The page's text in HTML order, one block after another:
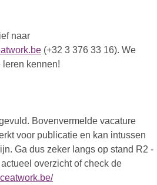
naar
(+32 3 376 33 16). We
leren kennen!
Bovenvermelde vacature
voor publicatie en kan intussen
Ga dus zeker langs op stand R2 -
overzicht of check de